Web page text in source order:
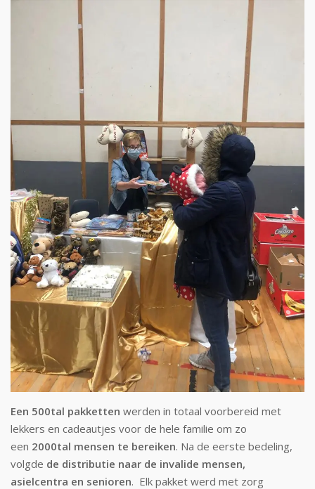
Een 500tal pakketten werden in totaal voorbereid met
lekkers en cadeautjes voor de hele familie om zo
een 2000tal mensen te bereiken. Na de eerste bedeling,
volgde de distributie naar de invalide mensen,
asielcentra en senioren. Elk pakket werd met zorg